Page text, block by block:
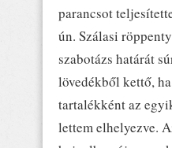
parancsot
ún. Szálasi
szabotázs határát
lövedékből kettő,
tartalékként az
lettem elhelyezve.